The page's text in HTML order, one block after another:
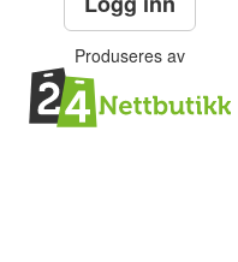
Produseres av